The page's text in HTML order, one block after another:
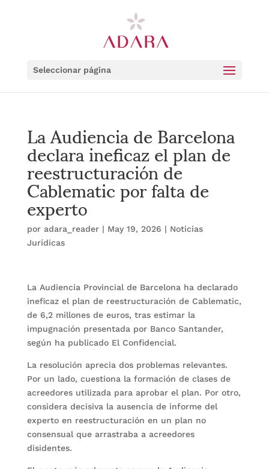
Seleccionar página
La Audiencia de Barcelona
declara ineficaz el plan de
reestructuración de
Cablematic por falta de
experto
por adara_reader| May 19, 2026 | Noticias
Jurídicas
La Audiencia Provincial de Barcelona ha declarado
ineficaz el plan de reestructuración de Cablematic,
de 6,2 millones de euros, tras estimar la
impugnación presentada por Banco Santander,
según ha publicado El Confidencial.
La resolución aprecia dos problemas relevantes.
Por un lado, cuestiona la formación de clases de
acreedores utilizada para aprobar el plan. Por otro,
considera decisiva la ausencia de informe del
experto en reestructuración en un plan no
consensual que arrastraba a acreedores
disidentes.